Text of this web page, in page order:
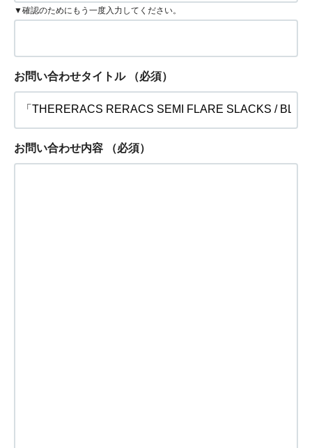
▼確認のためにもう一度入力してください。
お問い合わせタイトル （必須）
お問い合わせ内容 （必須）